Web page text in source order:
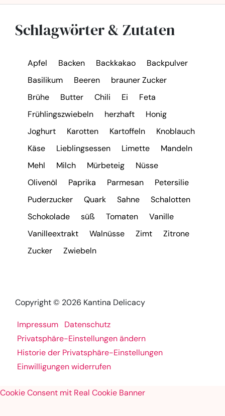
Schlagwörter & Zutaten
Apfel Backen Backkakao
Backpulver
Basilikum
Beeren
brauner Zucker
Brühe
Butter Chili Ei
Feta
Frühlingszwiebeln
herzhaft
Honig
Joghurt
Karotten Kartoffeln
Knoblauch
Käse
Lieblingsessen Limette
Mandeln
Mehl
Milch Mürbeteig
Nüsse
Olivenöl
Paprika Parmesan
Petersilie
Puderzucker
Quark Sahne
Schalotten
Schokolade
süß Tomaten
Vanille
Vanilleextrakt
Walnüsse Zimt
Zitrone
Zucker
Zwiebeln
Copyright © 2026 Kantina Delicacy
Impressum
Datenschutz
Privatsphäre-Einstellungen ändern
Historie der Privatsphäre-Einstellungen
Einwilligungen widerrufen
Cookie Consent mit Real Cookie Banner